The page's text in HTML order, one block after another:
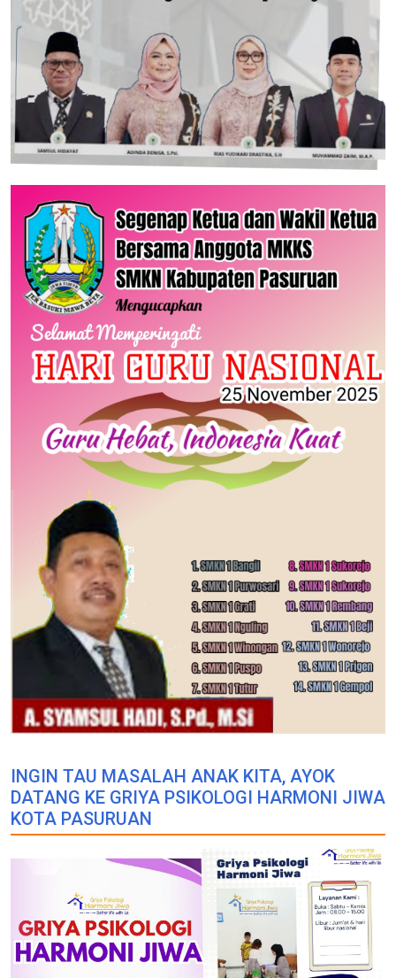
INGIN TAU MASALAH ANAK KITA, AYOK
DATANG KE GRIYA PSIKOLOGI HARMONI JIWA
KOTA PASURUAN